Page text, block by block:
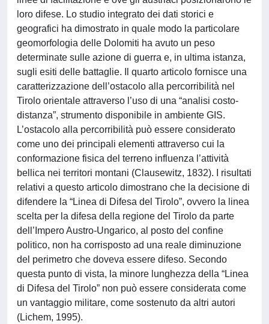
loro difese. Lo studio integrato dei dati storici e
geografici ha dimostrato in quale modo la particolare
geomorfologia delle Dolomiti ha avuto un peso
determinate sulle azione di guerra e, in ultima istanza,
sugli esiti delle battaglie. Il quarto articolo fornisce una
caratterizzazione dell’ostacolo alla percorribilità nel
Tirolo orientale attraverso l’uso di una “analisi costo-
distanza”, strumento disponibile in ambiente GIS.
L’ostacolo alla percorribilità può essere considerato
come uno dei principali elementi attraverso cui la
conformazione fisica del terreno influenza l’attività
bellica nei territori montani (Clausewitz, 1832). I risultati
relativi a questo articolo dimostrano che la decisione di
difendere la “Linea di Difesa del Tirolo”, ovvero la linea
scelta per la difesa della regione del Tirolo da parte
dell’Impero Austro-Ungarico, al posto del confine
politico, non ha corrisposto ad una reale diminuzione
del perimetro che doveva essere difeso. Secondo
questa punto di vista, la minore lunghezza della “Linea
di Difesa del Tirolo” non può essere considerata come
un vantaggio militare, come sostenuto da altri autori
(Lichem, 1995).